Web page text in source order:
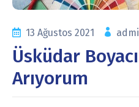
13 Ağustos 2021
Üsküdar
Arıyorum